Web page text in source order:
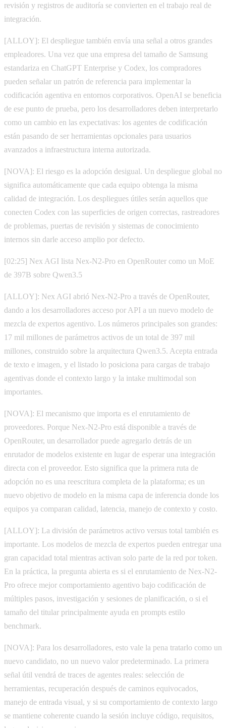
revisión y registros de auditoría se convierten en el trabajo real de
integración.
[ALLOY]: El despliegue también envía una señal a otros grandes
empleadores. Una vez que una empresa del tamaño de Samsung
estandariza en ChatGPT Enterprise y Codex, los compradores
pueden señalar un patrón de referencia para implementar la
codificación agentiva en entornos corporativos. OpenAI se beneficia
de ese punto de prueba, pero los desarrolladores deben interpretarlo
como un cambio en las expectativas: los agentes de codificación
están pasando de ser herramientas opcionales para usuarios
avanzados a infraestructura interna autorizada.
[NOVA]: El riesgo es la adopción desigual. Un despliegue global no
significa automáticamente que cada equipo obtenga la misma
calidad de integración. Los despliegues útiles serán aquellos que
conecten Codex con las superficies de origen correctas, rastreadores
de problemas, puertas de revisión y sistemas de conocimiento
internos sin darle acceso amplio por defecto.
[02:25] Nex AGI lista Nex-N2-Pro en OpenRouter como un MoE
de 397B sobre Qwen3.5
[ALLOY]: Nex AGI abrió Nex-N2-Pro a través de OpenRouter,
dando a los desarrolladores acceso por API a un nuevo modelo de
mezcla de expertos agentivo. Los números principales son grandes:
17 mil millones de parámetros activos de un total de 397 mil
millones, construido sobre la arquitectura Qwen3.5. Acepta entrada
de texto e imagen, y el listado lo posiciona para cargas de trabajo
agentivas donde el contexto largo y la intake multimodal son
importantes.
[NOVA]: El mecanismo que importa es el enrutamiento de
proveedores. Porque Nex-N2-Pro está disponible a través de
OpenRouter, un desarrollador puede agregarlo detrás de un
enrutador de modelos existente en lugar de esperar una integración
directa con el proveedor. Esto significa que la primera ruta de
adopción no es una reescritura completa de la plataforma; es un
nuevo objetivo de modelo en la misma capa de inferencia donde los
equipos ya comparan calidad, latencia, manejo de contexto y costo.
[ALLOY]: La división de parámetros activo versus total también es
importante. Los modelos de mezcla de expertos pueden entregar una
gran capacidad total mientras activan solo parte de la red por token.
En la práctica, la pregunta abierta es si el enrutamiento de Nex-N2-
Pro ofrece mejor comportamiento agentivo bajo codificación de
múltiples pasos, investigación y sesiones de planificación, o si el
tamaño del titular principalmente ayuda en prompts estilo
benchmark.
[NOVA]: Para los desarrolladores, esto vale la pena tratarlo como un
nuevo candidato, no un nuevo valor predeterminado. La primera
señal útil vendrá de traces de agentes reales: selección de
herramientas, recuperación después de caminos equivocados,
manejo de entrada visual, y si su comportamiento de contexto largo
se mantiene coherente cuando la sesión incluye código, requisitos,